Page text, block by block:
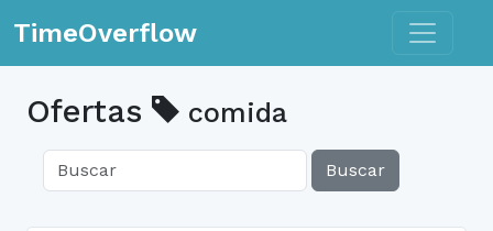
TimeOverflow Toggle
Ofertas comida
Buscar